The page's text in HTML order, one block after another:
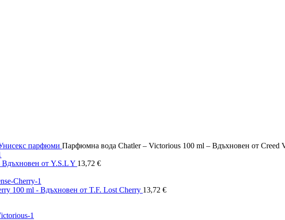
парфюми Парфюмна вода Chatler – Victorious 100 ml – Вдъхновен от Creed
от Y.S.L Y 13,72 €
100 ml - Вдъхновен от T.F. Lost Cherry 13,72 €